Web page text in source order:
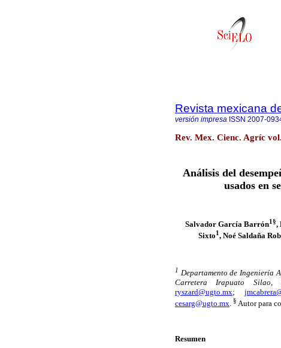
Revista mexicana
versión impresa ISSN 2007-
Rev. Mex. Cienc. Agríc
Análisis del
usados en
Salvador García Barrón1§,
Sixto1, Noé Saldaña
1 Departamento de Ingeniería
Carretera Irapuato Silao,
ryszard@ugto.mx;
cesarg@ugto.mx. § Autor para
Resumen